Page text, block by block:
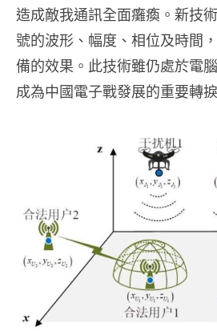
造成敵我通訊全面癱瘓。新技
號的波形、幅度、相位及時間
備的效果。此技術雖仍處於電
成為中國電子戰發展的重要轉